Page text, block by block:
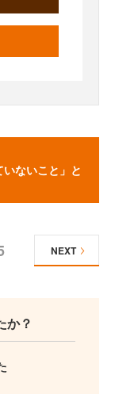
ないこと」と
NEXT
か？